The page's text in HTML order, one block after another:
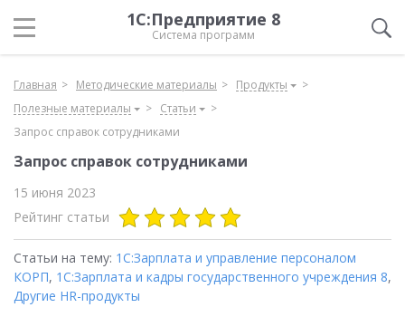
1С:Предприятие 8
Система программ
Главная Методические материалы
Продукты
Полезные материалы
Статьи
Запрос справок сотрудниками
Запрос справок сотрудниками
15 июня 2023
Рейтинг статьи
Статьи на тему: 1С:Зарплата и управление персоналом
КОРП, 1С:Зарплата и кадры государственного учреждения 8,
Другие HR-продукты